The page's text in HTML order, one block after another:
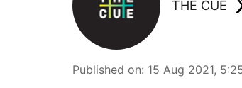
THE CUE
Published on: 15 Aug 2021,